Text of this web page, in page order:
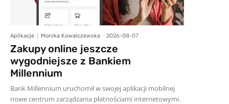
Aplikacje Monika Kowalczewska - 2026-08-07
Zakupy online jeszcze
wygodniejsze z Bankiem
Millennium
Bank Millennium uruchomił w swojej aplikacji mobilnej
nowe centrum zarządzania płatnościami internetowymi.